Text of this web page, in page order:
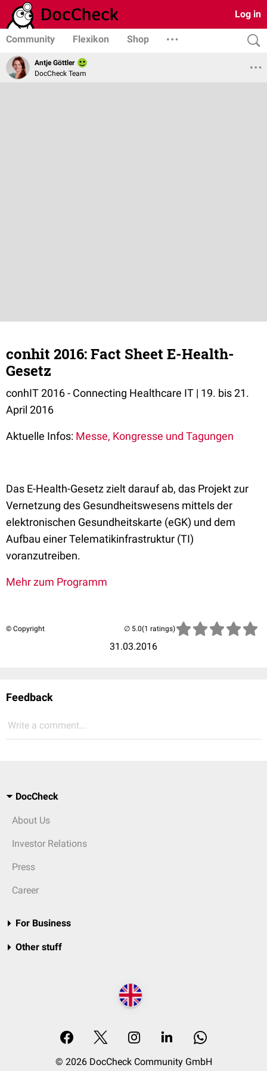
Log in
Community Flexikon Shop
Antje Göttler
DocCheck Team
conhit 2016: Fact Sheet E-Health-
Gesetz
conhIT 2016 - Connecting Healthcare IT | 19. bis 21.
April 2016
Aktuelle Infos: Messe, Kongresse und Tagungen
Das E-Health-Gesetz zielt darauf ab, das Projekt zur
Vernetzung des Gesundheitswesens mittels der
elektronischen Gesundheitskarte (eGK) und dem
Aufbau einer Telematikinfrastruktur (TI)
voranzutreiben.
Mehr zum Programm
© Copyright
31.03.2016
(1 ratings)
Feedback
Write a comment...
DocCheck
About Us
Investor Relations
Press
Career
For Business
Other stuff
© 2026 DocCheck Community GmbH